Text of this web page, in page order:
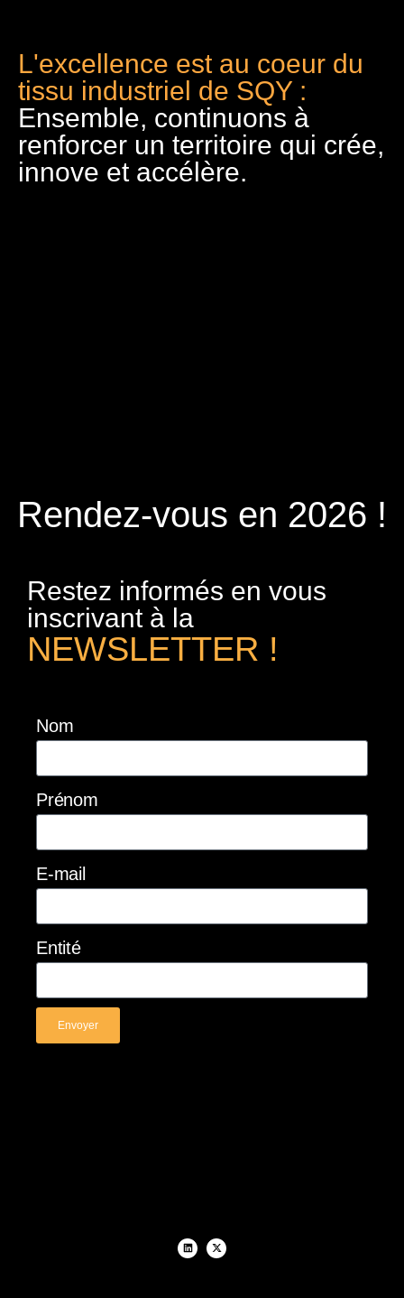
L'excellence est au coeur du
tissu industriel de SQY :
Ensemble, continuons à
renforcer un territoire qui crée,
innove et accélère.
Rendez-vous en 2026 !
Restez informés en vous
inscrivant à la
NEWSLETTER !
Nom
Prénom
E-mail
Entité
Envoyer